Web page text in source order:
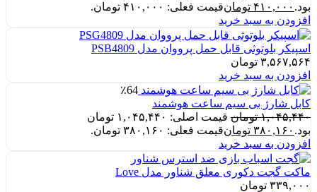
بود. ۴۱۰,۰۰۰ تومانقیمت فعلی: ۴۱۰,۰۰۰ تومان.
افزودن به سبد خرید
اسپیکر بلوتوثی قابل حمل پرووان مدل PSB4809
۳,۵۶۷,۵۶۴ تومان
افزودن به سبد خرید
٪64
کابل شارژ بی سیم ساعت هوشمند
۱,۰۴۵,۴۴۰ تومان
قیمت اصلی: ۱,۰۴۵,۴۴۰ تومان
بود. ۳۸۰,۱۶۰ تومانقیمت فعلی: ۳۸۰,۱۶۰ تومان.
افزودن به سبد خرید
ماکت گجت دکوری معلق شناور مدل Love
۳۳۹,۰۰۰ تومان